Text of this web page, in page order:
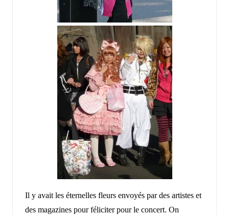
Il y avait les éternelles fleurs envoyés par des artistes et
des magazines pour féliciter pour le concert. On